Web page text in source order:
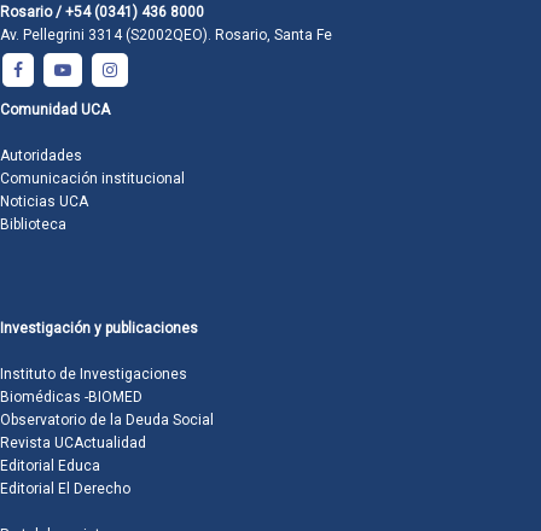
Rosario / +54 (0341) 436 8000
Av. Pellegrini 3314 (S2002QEO). Rosario, Santa Fe
Comunidad UCA
Autoridades
Comunicación institucional
Noticias UCA
Biblioteca
Investigación y publicaciones
Instituto de Investigaciones
Biomédicas -BIOMED
Observatorio de la Deuda Social
Revista UCActualidad
Editorial Educa
Editorial El Derecho